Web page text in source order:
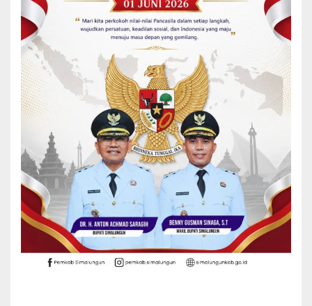
“Karena pertumbuhan anak itu mulai lahir sampai 6 tahun untuk
mencegah stunting dan sampai anak usia 18 tahun dalam
pertumbuhannya,”ucap Ratnawati sembari menyarankan agar
memanfaatkan pakarangan rumah dengan tanaman-tamanam
yang bermanfaat untuk kesehatan.
Ny Ratnawati Radiapoh Hasiholan Sinaga mengarapkan kepada
peserta untuk dapat mengikuti kegiatan ini dengan sungguh-
sungguh dan melaksanakannya dalam kehidupan bermasyarakat.
“Jangan hanya saat pelaksanakan seperti ini saja untuk mencegah
stunting tapi dilaksankaan dan dikerjakan secara perlahan dalam
kehidupan bermasyarakat,”ucapnya.
Kepada camat diharapkan untuk memberikan perhatiannya dalam
menekan angka stunting di wilayahnya. “Mari sama-sama kita
cegah stunting ini agar anak-anak Simalungun tidak tertinggal. Kita
harapkan anak Simalungun tumbuh dengan baik,”ajak Ratnawati.